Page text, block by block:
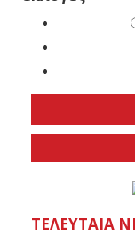
Πότε
εκλογές